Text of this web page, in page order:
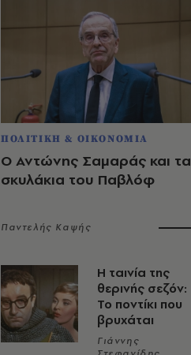
ΠΟΛΙΤΙΚΗ & ΟΙΚΟΝΟΜΙΑ
Ο Αντώνης Σαμαράς και τα
σκυλάκια του Παβλόφ
Παντελής Καψής
Η ταινία της
θερινής σεζόν:
Το ποντίκι που
βρυχάται
Γιάννης